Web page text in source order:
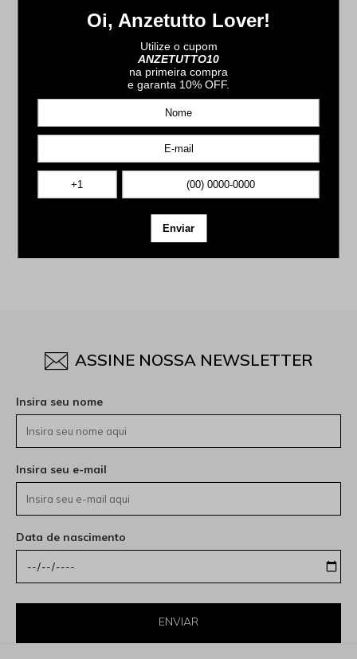
SANDALIA SARA
COBRA PYTHON ICE -
5cm
R$ 899,00
ASSINE NOSSA NEWSLETTER
Insira seu nome
Insira seu e-mail
Data de nascimento
ENVIAR